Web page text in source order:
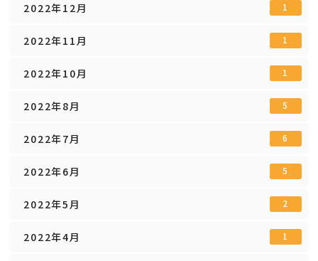
2022年12月 1
2022年11月 1
2022年10月 1
2022年8月 5
2022年7月 6
2022年6月 5
2022年5月 2
2022年4月 1